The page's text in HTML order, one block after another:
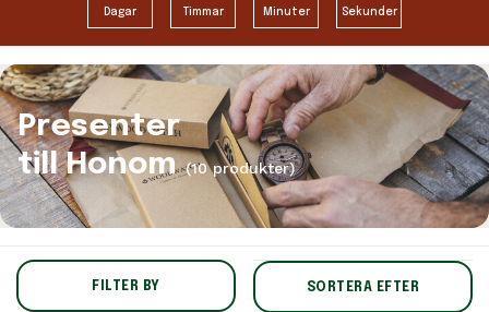
Dagar Timmar Minuter Sekunder
Presenter
till Honom (10 produkter)
FILTER BY SORTERA EFTER